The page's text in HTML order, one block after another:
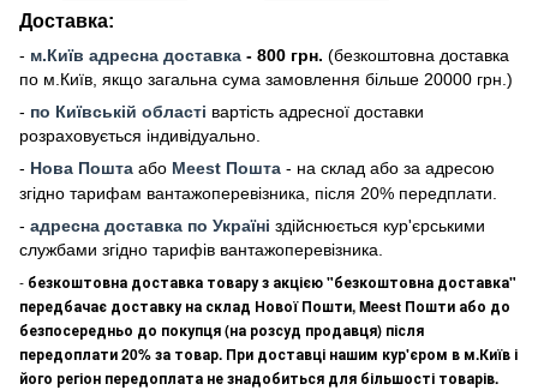
Доставка:
- м.Київ адресна доставка - 800 грн. (безкоштовна доставка
по м.Київ, якщо загальна сума замовлення більше 20000 грн .)
- по Київській області вартість адресної доставки
розраховується індивідуально.
- Нова Пошта або Meest Пошта - на склад або за адресою
згідно тарифам вантажоперевізника, після 20% передплати.
- адресна доставка по Україні здійснюється кур'єрськими
службами згідно тарифів вантажоперевізника.
- безкоштовна доставка товару з акцією "безкоштовна доставка"
передбачає доставку на склад Нової Пошти, Meest Пошти або до
безпосередньо до покупця (на розсуд продавця) після
передоплати 20% за товар. При доставці нашим кур'єром в м.Київ і
його регіон передоплата не знадобиться для більшості товарів.